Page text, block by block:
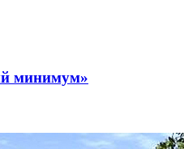
минимум»